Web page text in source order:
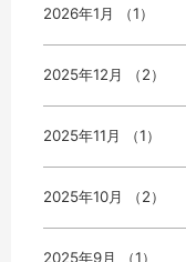
2026年1月 （1）
2025年12月 （2）
2025年11月 （1）
2025年10月 （2）
2025年9月 （1）